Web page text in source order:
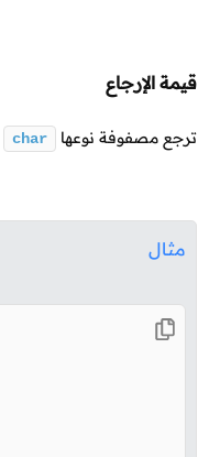
قيمة الإرجاع
ترجع مصفوفة نوعها char
مثال